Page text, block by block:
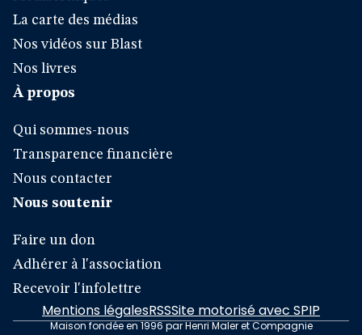
La carte des médias
Nos vidéos sur Blast
Nos livres
À propos
Qui sommes-nous
Transparence financière
Nous contacter
Nous soutenir
Faire un don
Adhérer à l'association
Recevoir l'infolettre
Mentions légalesRSSSite motorisé avec SPIP
Maison fondée en 1996 par Henri Maler et Compagnie